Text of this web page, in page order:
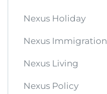
Nexus Holiday
Nexus Immigration
Nexus Living
Nexus Policy